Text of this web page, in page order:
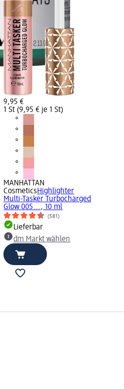
9,95 €
1 St (9,95 € je 1 St)
MANHATTAN
CosmeticsHighlighter
Multi-Tasker Turbocharged
Glow 005..., 10 ml
(581)
Lieferbar
dm Markt wählen